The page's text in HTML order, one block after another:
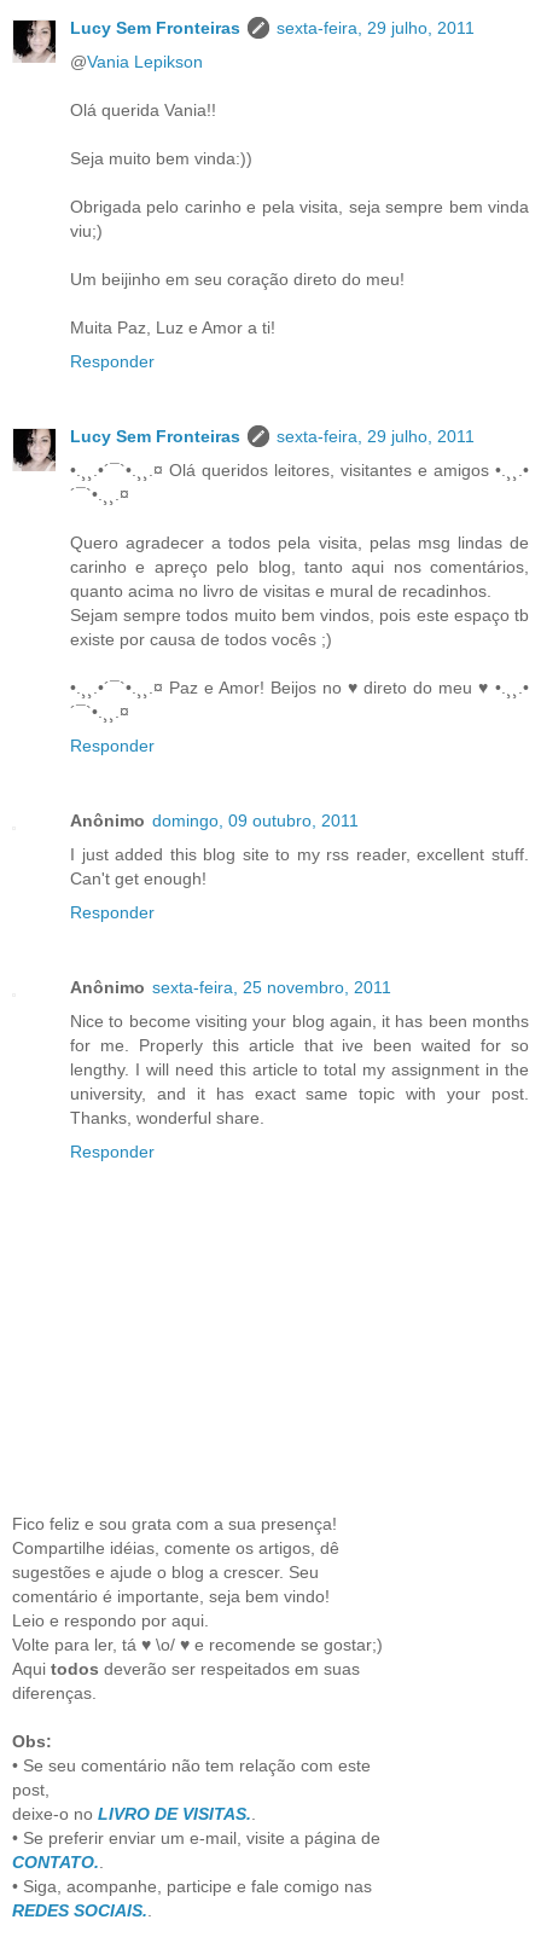
Lucy Sem Fronteiras
sexta-feira, 29 julho, 2011
@Vania Lepikson
Olá querida Vania!!
Seja muito bem vinda:))
Obrigada pelo carinho e pela visita, seja sempre bem vinda
viu;)
Um beijinho em seu coração direto do meu!
Muita Paz, Luz e Amor a ti!
Responder
Lucy Sem Fronteiras
sexta-feira, 29 julho, 2011
•.¸¸.•´¯`•.¸¸.¤ Olá queridos leitores, visitantes e amigos •.¸¸.•
´¯`•.¸¸.¤
Quero agradecer a todos pela visita, pelas msg lindas de
carinho e apreço pelo blog, tanto aqui nos comentários,
quanto acima no livro de visitas e mural de recadinhos.
Sejam sempre todos muito bem vindos, pois este espaço tb
existe por causa de todos vocês ;)
•.¸¸.•´¯`•.¸¸.¤ Paz e Amor! Beijos no ♥ direto do meu ♥ •.¸¸.•
´¯`•.¸¸.¤
Responder
Anônimo domingo, 09 outubro, 2011
I just added this blog site to my rss reader, excellent stuff.
Can't get enough!
Responder
Anônimo sexta-feira, 25 novembro, 2011
Nice to become visiting your blog again, it has been months
for me. Properly this article that ive been waited for so
lengthy. I will need this article to total my assignment in the
university, and it has exact same topic with your post.
Thanks, wonderful share.
Responder
Fico feliz e sou grata com a sua presença!
Compartilhe idéias, comente os artigos, dê
sugestões e ajude o blog a crescer. Seu
comentário é importante, seja bem vindo!
Leio e respondo por aqui.
Volte para ler, tá ♥ \o/ ♥ e recomende se gostar;)
Aqui todos deverão ser respeitados em suas
diferenças.
Obs:
• Se seu comentário não tem relação com este
post,
deixe-o no LIVRO DE VISITAS.
• Se preferir enviar um e-mail, visite a página de
CONTATO.
• Siga, acompanhe, participe e fale comigo nas
REDES SOCIAIS.